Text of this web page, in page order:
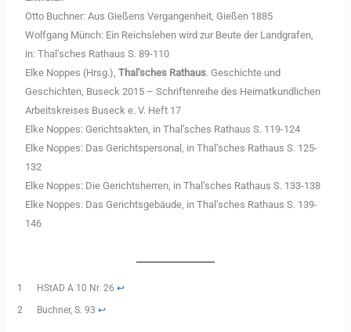
Otto Buchner: Aus Gießens Vergangenheit, Gießen 1885
Wolfgang Münch: Ein Reichslehen wird zur Beute der Landgrafen,
in: Thal’sches Rathaus S. 89-110
Elke Noppes (Hrsg.),Thal’sches Rathaus. Geschichte und
Geschichten, Buseck 2015 – Schriftenreihe des Heimatkundlichen
Arbeitskreises Buseck e. V. Heft 17
Elke Noppes: Gerichtsakten, in Thal’sches Rathaus S. 119-124
Elke Noppes: Das Gerichtspersonal, in Thal’sches Rathaus S. 125-
132
Elke Noppes: Die Gerichtsherren, in Thal’sches Rathaus S. 133-138
Elke Noppes: Das Gerichtsgebäude, in Thal’sches Rathaus S. 139-
146
1 HStAD A 10 Nr. 26 ↩︎
2
Buchner, S. 93 ↩︎